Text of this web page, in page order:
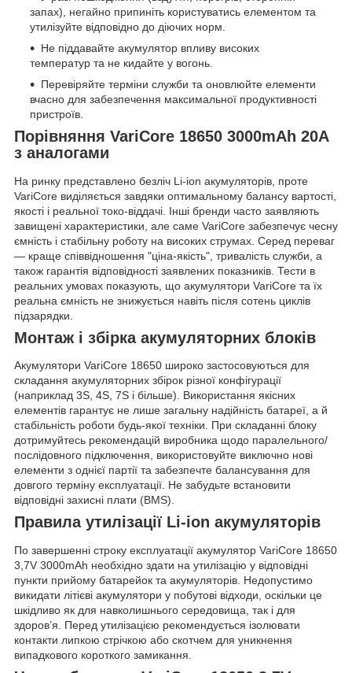
запах), негайно припиніть користуватись елементом та
утилізуйте відповідно до діючих норм.
Не піддавайте акумулятор впливу високих
температур та не кидайте у вогонь.
Перевіряйте терміни служби та оновлюйте елементи
вчасно для забезпечення максимальної продуктивності
пристроїв.
Порівняння VariCore 18650 3000mAh 20A
з аналогами
На ринку представлено безліч Li-ion акумуляторів, проте
VariCore виділяється завдяки оптимальному балансу вартості,
якості і реальної токо-віддачі. Інші бренди часто заявляють
завищені характеристики, але саме VariCore забезпечує чесну
ємність і стабільну роботу на високих струмах. Серед переваг
— краще співвідношення "ціна-якість", тривалість служби, а
також гарантія відповідності заявлених показників. Тести в
реальних умовах показують, що акумулятори VariCore та їх
реальна ємність не знижується навіть після сотень циклів
підзарядки.
Монтаж і збірка акумуляторних блоків
Акумулятори VariCore 18650 широко застосовуються для
складання акумуляторних збірок різної конфігурації
(наприклад 3S, 4S, 7S і більше). Використання якісних
елементів гарантує не лише загальну надійність батареї, а й
стабільність роботи будь-якої техніки. При складанні блоку
дотримуйтесь рекомендацій виробника щодо паралельного/
послідовного підключення, використовуйте виключно нові
елементи з однієї партії та забезпечте балансування для
довгого терміну експлуатації. Не забудьте встановити
відповідні захисні плати (BMS).
Правила утилізації Li-ion акумуляторів
По завершенні строку експлуатації акумулятор VariCore 18650
3,7V 3000mAh необхідно здати на утилізацію у відповідні
пункти прийому батарейок та акумуляторів. Недопустимо
викидати літієві акумулятори у побутові відходи, оскільки це
шкідливо як для навколишнього середовища, так і для
здоров’я. Перед утилізацією рекомендується ізолювати
контакти липкою стрічкою або скотчем для уникнення
випадкового короткого замикання.